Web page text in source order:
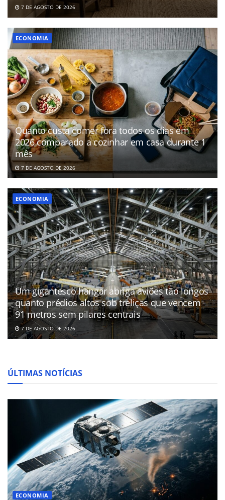
7 DE AGOSTO DE 2026
ECONOMIA
Quanto custa comer fora todos os dias em
2026 comparado a cozinhar em casa durante 1
mês
7 DE AGOSTO DE 2026
ECONOMIA
Um gigantesco hangar abriga aviões tão longos
quanto prédios altos sob treliças que vencem
91 metros sem pilares centrais
7 DE AGOSTO DE 2026
ÚLTIMAS NOTÍCIAS
ECONOMIA